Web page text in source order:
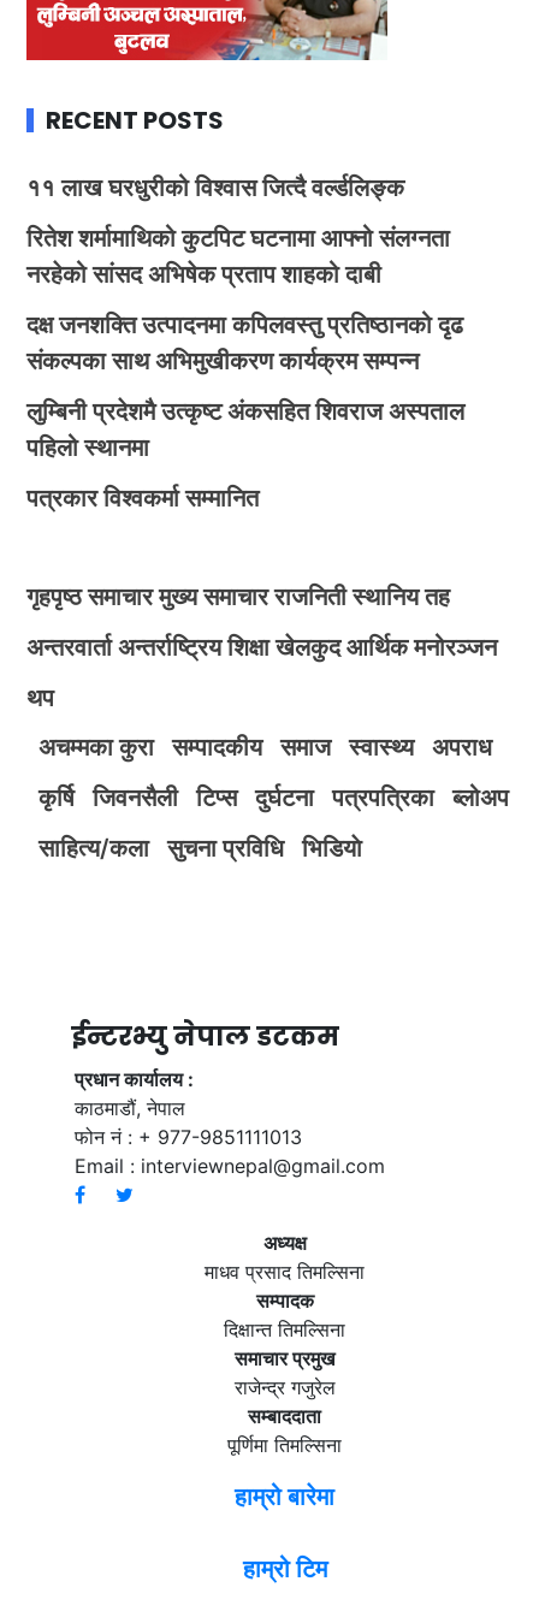
RECENT POSTS
११ लाख घरधुरीको विश्वास जित्दै वर्ल्डलिङ्क
रितेश शर्मामाथिको कुटपिट घटनामा आफ्नो संलग्नता
नरहेको सांसद अभिषेक प्रताप शाहको दाबी
दक्ष जनशक्ति उत्पादनमा कपिलवस्तु प्रतिष्ठानको दृढ
संकल्पका साथ अभिमुखीकरण कार्यक्रम सम्पन्न
लुम्बिनी प्रदेशमै उत्कृष्ट अंकसहित शिवराज अस्पताल
पहिलो स्थानमा
पत्रकार विश्वकर्मा सम्मानित
गृहपृष्ठ समाचार मुख्य समाचार राजनिती स्थानिय तह
अन्तरवार्ता अन्तर्राष्ट्रिय शिक्षा खेलकुद आर्थिक मनोरञ्जन
थप
अचम्मका कुरा
सम्पादकीय समाज स्वास्थ्य
अपराध
कृर्षि
जिवनसैली टिप्स दुर्घटना पत्रपत्रिका
ब्लोअप
साहित्य/कला
सुचना प्रविधि भिडियाे
ईन्टरभ्यु नेपाल डटकम
प्रधान कार्यालय :
काठमाडौं, नेपाल
फोन नं : + 977-9851111013
Email : interviewnepal@gmail.com
अध्यक्ष
माधव प्रसाद तिमल्सिना
सम्पादक
दिक्षान्त तिमल्सिना
समाचार प्रमुख
राजेन्द्र गजुरेल
सम्बाददाता
पूर्णिमा तिमल्सिना
हाम्रो बारेमा
हाम्रो टिम